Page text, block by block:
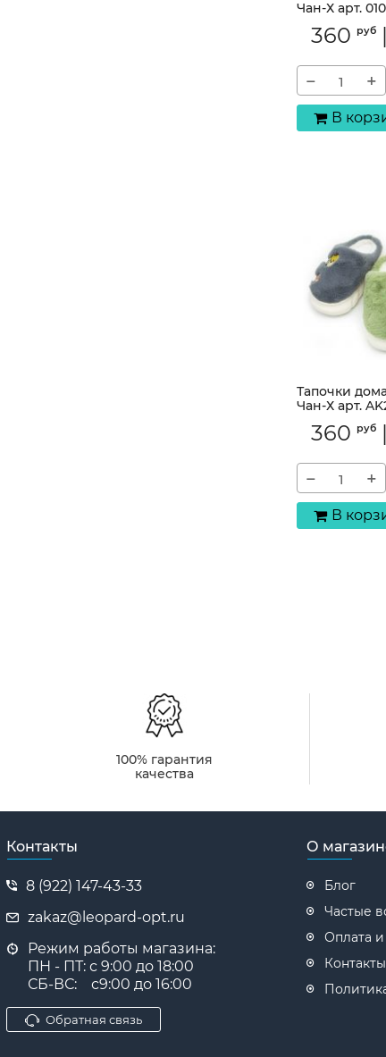
Чан-Х арт.
Артикул: 0108S
360 руб |
− +
В
Тапочки
Чан-Х арт.
Артикул: AK229-7
360 руб |
− +
В
100% гарантия
качества
Контакты
8 (922) 147-43-33
zakaz@leopard-opt.ru
Режим работы магазина:
ПН - ПТ: с 9:00 до 18:00
СБ-ВС: с9:00 до 16:00
Обратная связь
О
Блог
Частые
Оплата и
Контакты